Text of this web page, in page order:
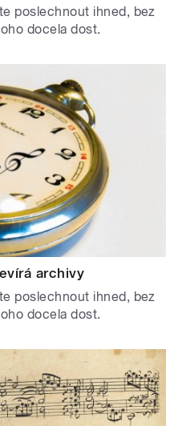
poslechnout ihned, bez
docela dost.
archivy
poslechnout ihned, bez
docela dost.